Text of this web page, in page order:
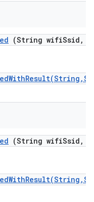
(String wifiSsid ,
(String wifiSsid ,